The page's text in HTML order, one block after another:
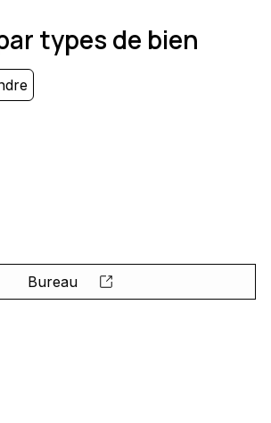
Bureau
types de bien